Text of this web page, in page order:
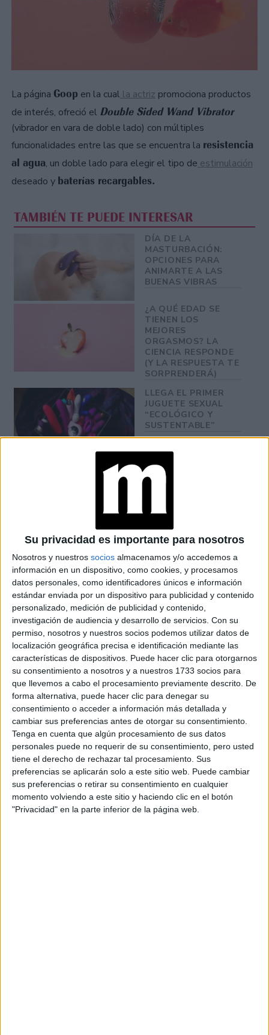
Su privacidad es importante para nosotros
Nosotros y nuestros socios almacenamos y/o accedemos a
información en un dispositivo, como cookies, y procesamos
datos personales, como identificadores únicos e información
estándar enviada por un dispositivo para publicidad y contenido
personalizado, medición de publicidad y contenido,
investigación de audiencia y desarrollo de servicios. Con su
permiso, nosotros y nuestros socios podemos utilizar datos de
localización geográfica precisa e identificación mediante las
características de dispositivos. Puede hacer clic para otorgarnos
su consentimiento a nosotros y a nuestros 1733 socios para
que llevemos a cabo el procesamiento previamente descrito. De
forma alternativa, puede hacer clic para denegar su
consentimiento o acceder a información más detallada y
cambiar sus preferencias antes de otorgar su consentimiento.
Tenga en cuenta que algún procesamiento de sus datos
personales puede no requerir de su consentimiento, pero usted
tiene el derecho de rechazar tal procesamiento. Sus
preferencias se aplicarán solo a este sitio web. Puede cambiar
sus preferencias o retirar su consentimiento en cualquier
momento volviendo a este sitio y haciendo clic en el botón
"Privacidad" en la parte inferior de la página web.
La página Goop en la cual la actriz promociona productos
de interés, ofreció el Double Sided Wand Vibrator
(vibrador en vara de doble lado) con múltiples
funcionalidades entre las que se encuentra la resistencia
al agua, un doble lado para elegir el tipo de estimulación
deseado y baterías recargables.
TAMBIÉN TE PUEDE INTERESAR
DÍA DE LA
MASTURBACIÓN:
OPCIONES PARA
ANIMARTE A LAS
BUENAS VIBRAS
¿A QUÉ EDAD SE
TIENEN LOS
MEJORES
ORGASMOS? LA
CIENCIA RESPONDE
(Y LA RESPUESTA TE
SORPRENDERÁ)
LLEGA EL PRIMER
JUGUETE SEXUAL
“ECOLÓGICO Y
SUSTENTABLE”
la vibración favorita. Otra de las características del
juguete, es que cuenta con undisplay LEDque muestra
eltiempo restante de la batería, para no quedarse en
medio de la diversión.
at Redacción Marie Claire
GALERÍA DE IMÁGENES
Accedé a los beneficios para suscriptores
Contenidos exclusivos